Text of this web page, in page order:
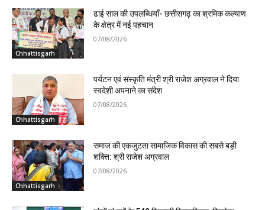
Chhattisgarh
ढाई साल की उपलब्धियाँ- छत्तीसगढ़ का श्रमिक कल्याण
के क्षेत्र में नई पहचान
07/08/2026
Chhattisgarh
पर्यटन एवं संस्कृति मंत्री श्री राजेश अग्रवाल ने दिया
स्वदेशी अपनाने का संदेश
07/08/2026
Chhattisgarh
समाज की एकजुटता सामाजिक विकास की सबसे बड़ी
शक्ति: श्री राजेश अग्रवाल
07/08/2026